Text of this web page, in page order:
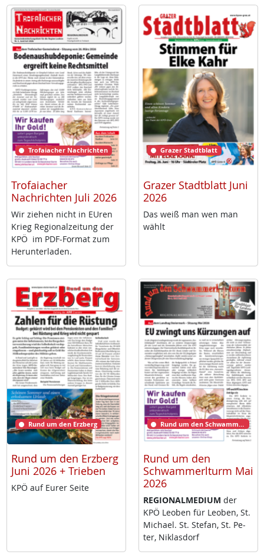
Trofaiacher Nachrichten
Trofaiacher
Nachrichten Juli 2026
Wir zie­hen nicht in EU­ren
Krieg Re­gio­nal­zei­tung der
KPÖ im PDF-For­mat zum
Her­un­ter­la­den.
Grazer Stadtblatt
Grazer Stadtblatt Juni
2026
Das weiß man wen man
wählt
Rund um den Erzberg
Rund um den Erzberg
Juni 2026 + Trieben
KPÖ auf Eu­rer Sei­te
Rund um den Schwammerlturm
Rund um den
Schwammerlturm Mai
2026
RE­GIO­NAL­ME­DI­UM der
KPÖ Leo­ben für Leo­ben, St.
Mi­cha­el. St. Ste­fan, St. Pe­
ter, Niklas­dorf